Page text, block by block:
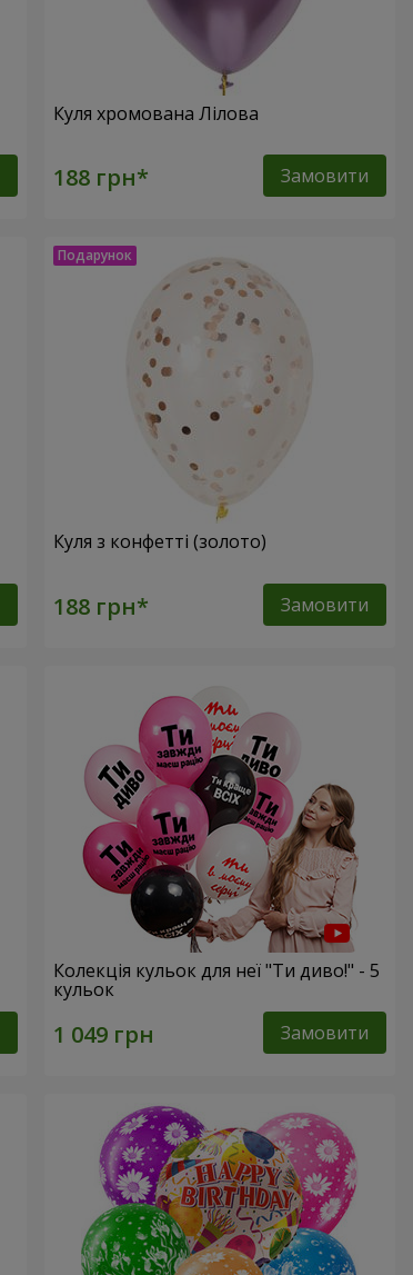
Куля хромована Лілова
Замовити
Куля з конфетті (золото)
Замовити
Колекція кульок для неї "Ти диво!" - 5
кульок
Замовити